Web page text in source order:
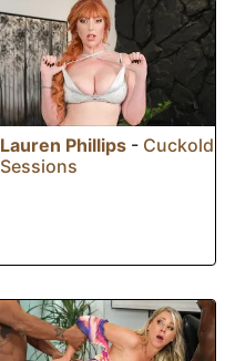
Lauren Phillips - Cuckold
Sessions